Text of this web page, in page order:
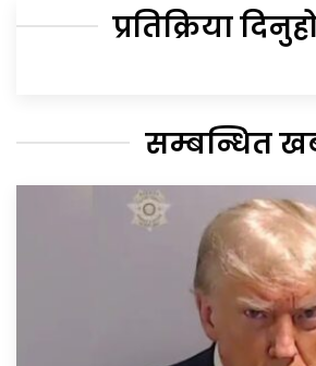
प्रतिक्रिया
सम्बन्धित